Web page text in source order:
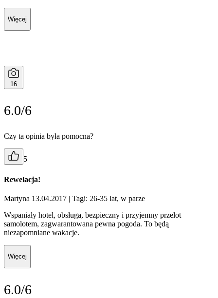
Więcej
16
6.0/6
Czy ta opinia była pomocna?
5
Rewelacja!
Martyna 13.04.2017 | Tagi: 26-35 lat, w parze
Wspaniały hotel, obsługa, bezpieczny i przyjemny przelot
samolotem, zagwarantowana pewna pogoda. To będą
niezapomniane wakacje.
Więcej
6.0/6